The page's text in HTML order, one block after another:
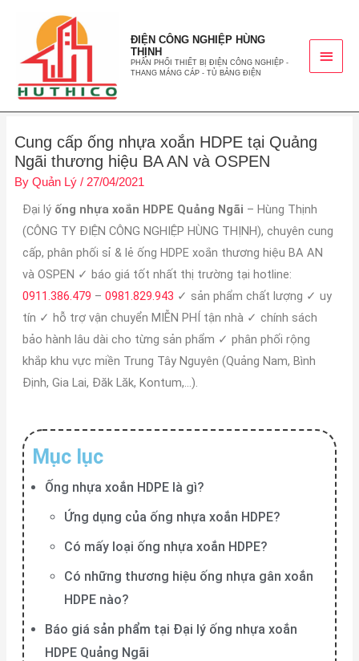
ĐIỆN CÔNG NGHIỆP HÙNG
THỊNH
PHÂN PHỐI THIẾT BỊ ĐIỆN CÔNG NGHIỆP -
THANG MÁNG CÁP - TỦ BẢNG ĐIỆN
Cung cấp ống nhựa xoắn HDPE tại Quảng
Ngãi thương hiệu BA AN và OSPEN
By Quản Lý / 27/04/2021
Đại lý ống nhựa xoắn HDPE Quảng Ngãi – Hùng Thịnh
(CÔNG TY ĐIỆN CÔNG NGHIỆP HÙNG THỊNH), chuyên cung
cấp, phân phối sỉ & lẻ ống HDPE xoắn thương hiệu BA AN
và OSPEN ✓ báo giá tốt nhất thị trường tại hotline:
0911.386.479 – 0981.829.943 ✓ sản phẩm chất lượng ✓ uy
tín ✓ hỗ trợ vận chuyển MIỄN PHÍ tận nhà ✓ chính sách
bảo hành lâu dài cho từng sản phẩm ✓ phân phối rộng
khắp khu vực miền Trung Tây Nguyên (Quảng Nam, Bình
Định, Gia Lai, Đăk Lăk, Kontum,…).
Mục lục
Ống nhựa xoắn HDPE là gì?
Ứng dụng của ống nhựa xoắn HDPE?
Có mấy loại ống nhựa xoắn HDPE?
Có những thương hiệu ống nhựa gân xoắn
HDPE nào?
Báo giá sản phẩm tại Đại lý ống nhựa xoắn
HDPE Quảng Ngãi